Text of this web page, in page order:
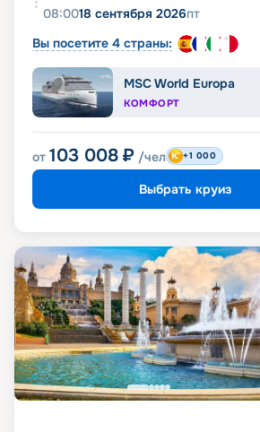
08:0018 сентября 2026пт
Вы посетите 4 страны:
MSC World Europa
КОМФОРТ
от 103 008 ₽ /чел +1 000
Выбрать круиз